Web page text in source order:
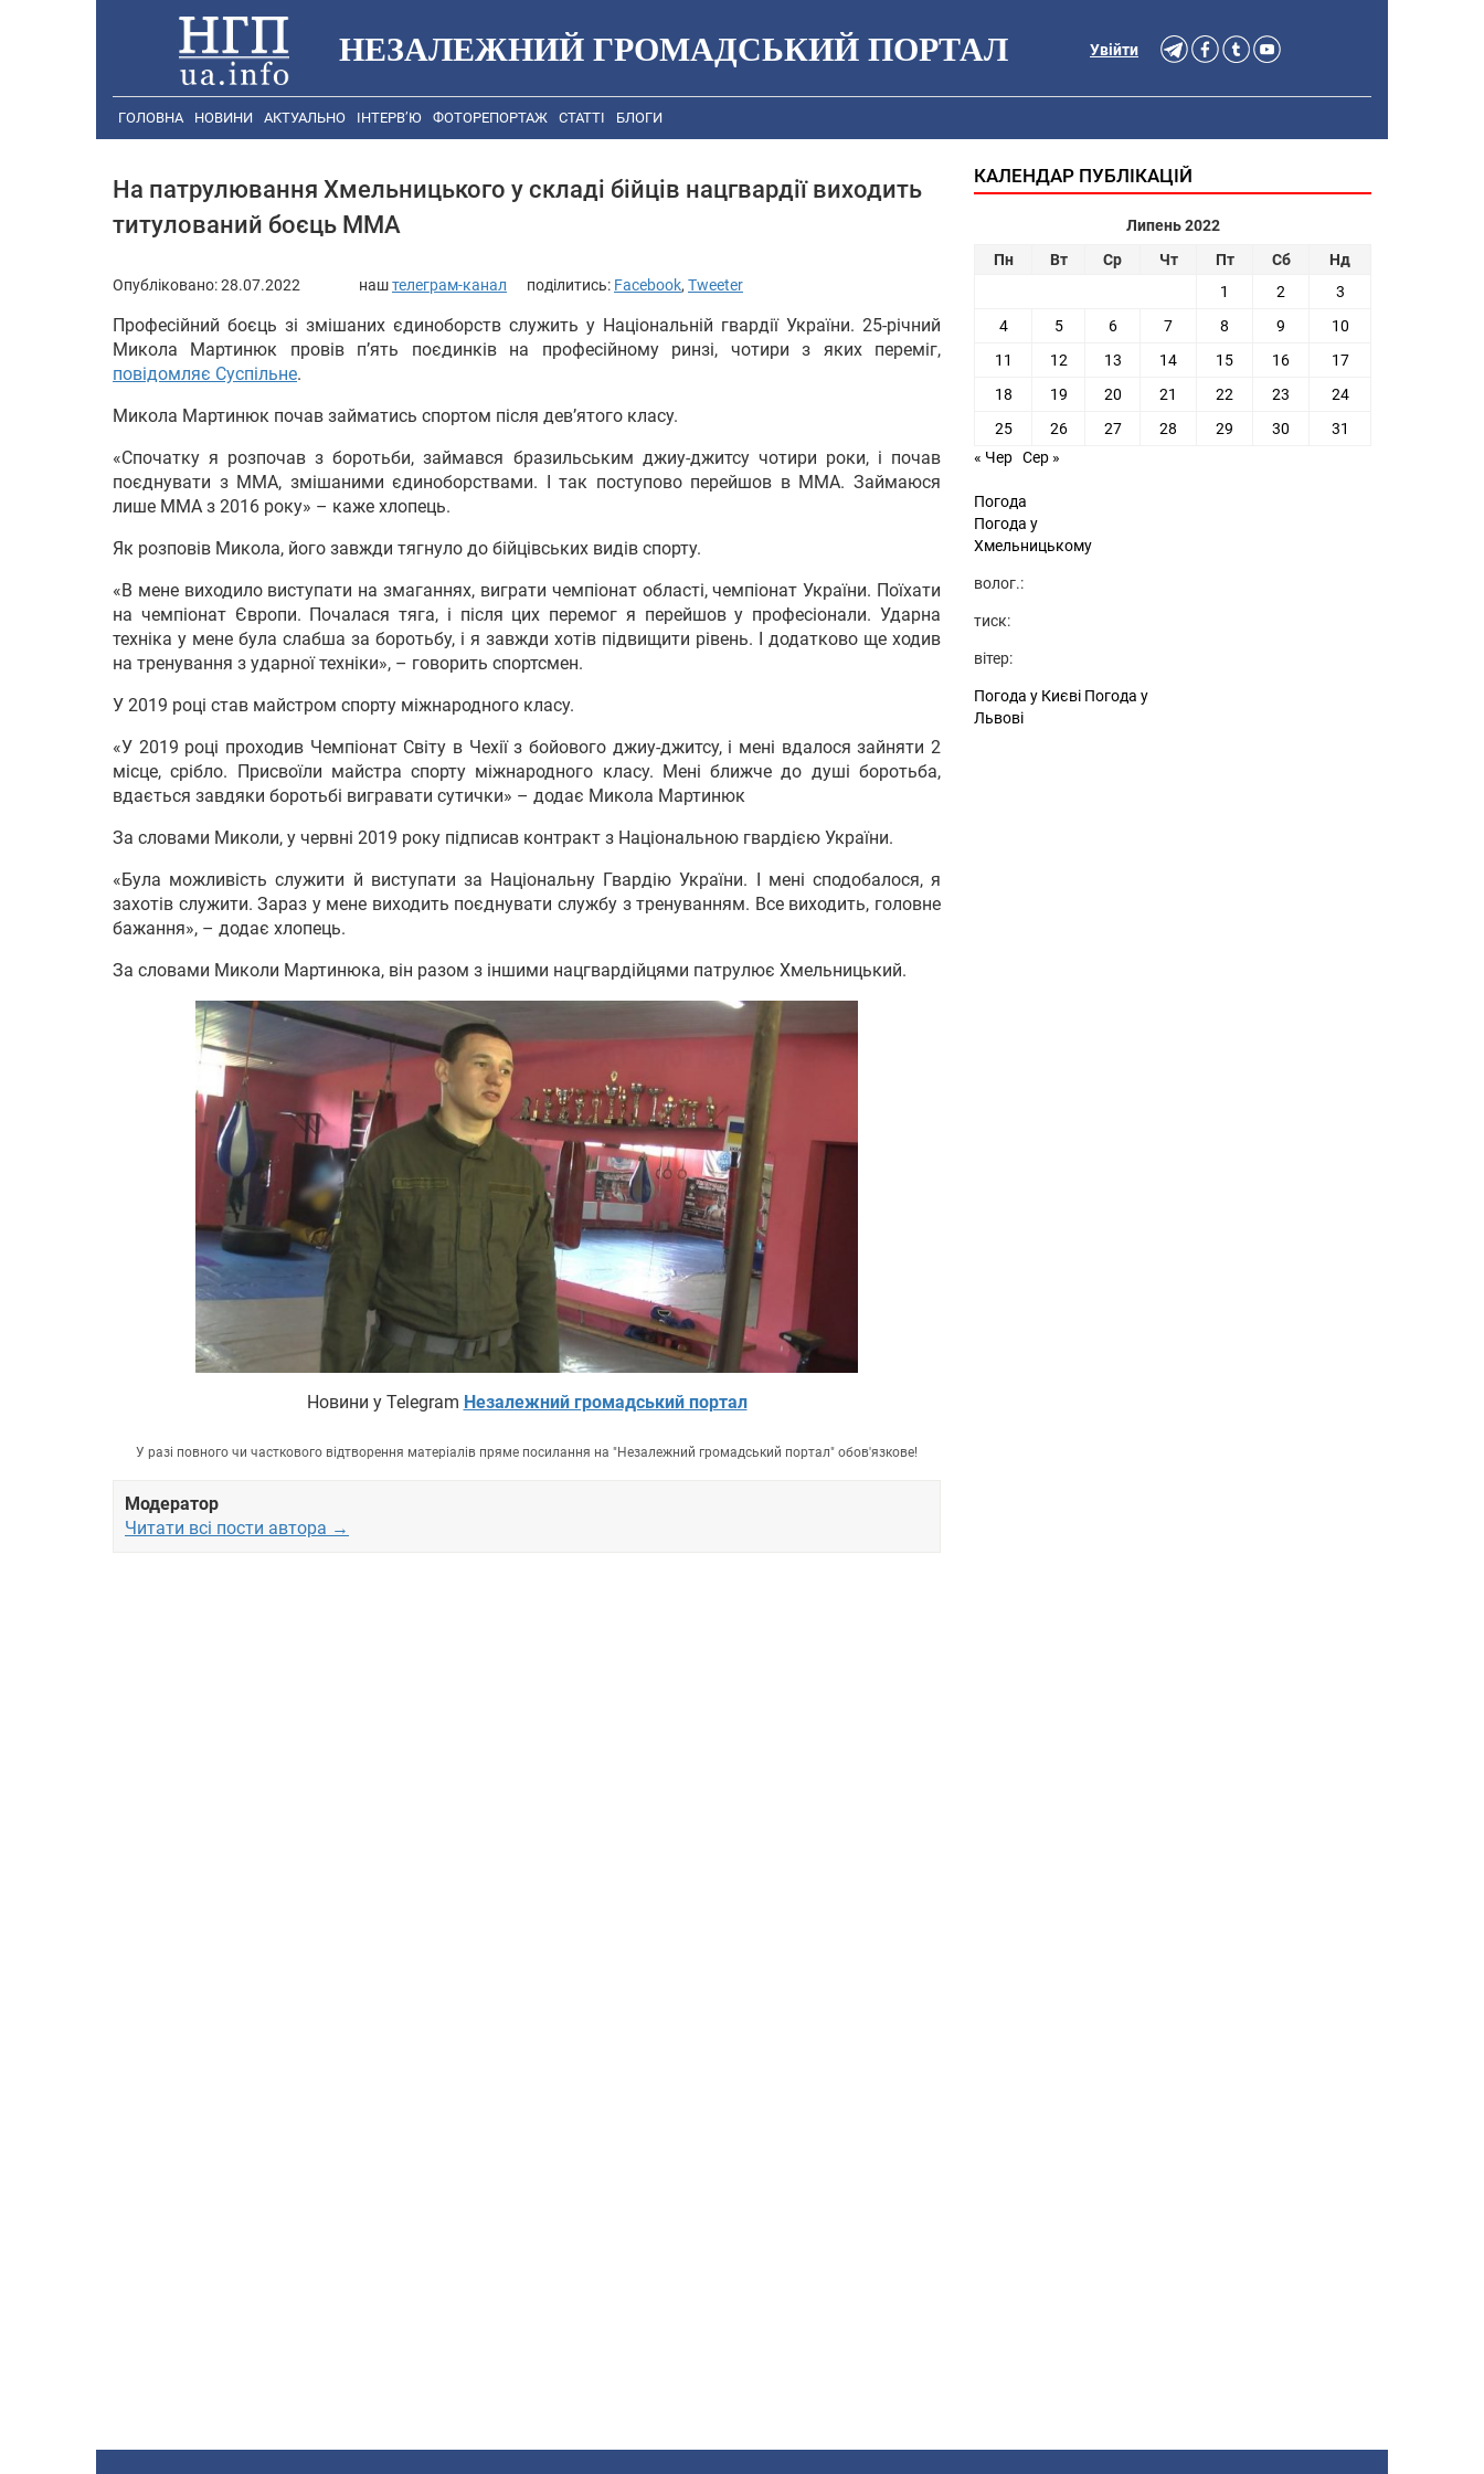
НЕЗАЛЕЖНИЙ ГРОМАДСЬКИЙ ПОРТАЛ Увійти
ГОЛОВНА НОВИНИ АКТУАЛЬНО ІНТЕРВ’Ю ФОТОРЕПОРТАЖ СТАТТІ БЛОГИ
На патрулювання Хмельницького у складі бійців нацгвардії виходить
титулований боєць ММА
Опубліковано:28.07.2022 наштелеграм-канал поділитись: Facebook, Tweeter
Професійний боєць зі змішаних єдиноборств служить у Національній гвардії України. 25-річний
Микола Мартинюк провів п’ять поєдинків на професійному ринзі, чотири з яких переміг,
повідомляє Суспільне.
Микола Мартинюк почав займатись спортом після дев’ятого класу.
«Спочатку я розпочав з боротьби, займався бразильським джиу-джитсу чотири роки, і почав
поєднувати з ММА, змішаними єдиноборствами. І так поступово перейшов в ММА. Займаюся
лише ММА з 2016 року» – каже хлопець.
Як розповів Микола, його завжди тягнуло до бійцівських видів спорту.
«В мене виходило виступати на змаганнях, виграти чемпіонат області, чемпіонат України. Поїхати
на чемпіонат Європи. Почалася тяга, і після цих перемог я перейшов у професіонали. Ударна
техніка у мене була слабша за боротьбу, і я завжди хотів підвищити рівень. І додатково ще ходив
на тренування з ударної техніки», – говорить спортсмен.
У 2019 році став майстром спорту міжнародного класу.
«У 2019 році проходив Чемпіонат Світу в Чехії з бойового джиу-джитсу, і мені вдалося зайняти 2
місце, срібло. Присвоїли майстра спорту міжнародного класу. Мені ближче до душі боротьба,
вдається завдяки боротьбі вигравати сутички» – додає Микола Мартинюк
За словами Миколи, у червні 2019 року підписав контракт з Національною гвардією України.
«Була можливість служити й виступати за Національну Гвардію України. І мені сподобалося, я
захотів служити. Зараз у мене виходить поєднувати службу з тренуванням. Все виходить, головне
бажання», – додає хлопець.
За словами Миколи Мартинюка, він разом з іншими нацгвардійцями патрулює Хмельницький.
Новини у Telegram Незалежний громадський портал
У разі повного чи часткового відтворення матеріалів пряме посилання на "Незалежний громадський портал" обов'язкове!
Модератор
Читати всі пости автора →
КАЛЕНДАР ПУБЛІКАЦІЙ
Липень 2022
Пн
Вт Ср Чт Пт Сб
Нд
1
2
3
4
5 6 7 8 9
10
11
12 13 14 15 16
17
18
19 20 21 22 23
24
25
26 27 28 29 30
31
« Чер Сер »
Погода
Погода у
Хмельницькому
волог.:
тиск:
вітер:
Погода у Києві Погода у
Львові